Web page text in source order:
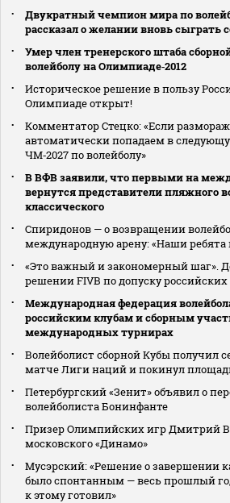
Двукратный чемпион мира по
рассказал о желании вновь сыграть
Умер член тренерского штаба
волейболу на Олимпиаде‑2012
Историческое решение в пользу
Олимпиаде открыт!
Комментатор Стецко: «Если
автоматически попадаем в
ЧМ‑2027 по волейболу»
В ВФВ заявили, что первыми на
вернутся представители пляжного
классического
Спиридонов — о возвращении
международную арену: «Наши ребята
«Это важный и закономерный шаг».
решении FIVB по допуску
Международная федерация
российским клубам и сборным
международных турнирах
Волейболист сборной Кубы получил
матче Лиги наций и покинул
Петербургский «Зенит» объявил о
волейболиста Бонинфанте
Призер Олимпийских игр Дмитрий
московского «Динамо»
Мусэрский: «Решение о завершении
было спонтанным — весь прошлый
к этому готовил»